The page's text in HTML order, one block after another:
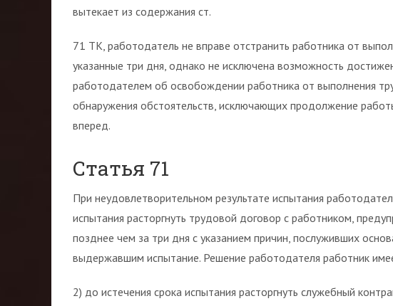
вытекает из содержания ст.
71 ТК, работодатель не вправе отстранить работника от
указанные три дня, однако не исключена возможность
работодателем об освобождении работника от выполнения
обнаружения обстоятельств, исключающих продолжение
вперед.
Статья 71
При неудовлетворительном результате испытания
испытания расторгнуть трудовой договор с работником,
позднее чем за три дня с указанием причин, послуживших
выдержавшим испытание. Решение работодателя работник
2) до истечения срока испытания расторгнуть служебный